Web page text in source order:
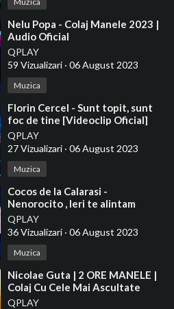
⁣Nelu Popa - Colaj Manele 2023 |
Audio Oficial
QPLAY
59 Vizualizari · 06 August 2023
Muzica
⁣Florin Cercel - Sunt topit, sunt
foc de tine [Videoclip Oficial]
2023
QPLAY
27 Vizualizari · 06 August 2023
Muzica
⁣Cocos de la Calarasi -
Nenorocito , Ieri te alintam
iubito (Manele noi )2023
QPLAY
36 Vizualizari · 06 August 2023
Muzica
⁣Nicolae Guta | 2 ORE MANELE |
Colaj Cu Cele Mai Ascultate
Melodii | Manele 2023
QPLAY